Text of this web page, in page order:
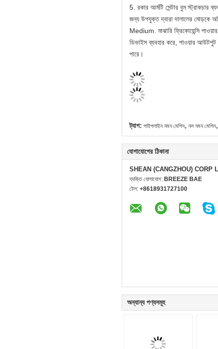
5. রকার আর্মটি সেন্টার বুম স্ট্রাকচার
জন্য উপযুক্ত দ্বারা দালালের মোড়কে
Medium. মাঝারি ফ্রিকোয়েন্সি
ডিভাইস ব্যবহার করে, পাওয়ার আউটপুট
পারে।
ট্যাগ: পাইপলাইন নমন মেশিন, নল নমন মেশিন,
যোগাযোগের ঠিকানা
SHEAN (CANGZHOU) CORP
ব্যক্তি যোগাযোগ: BREEZE BAE
টেল: +8618931727100
অন্যান্য পণ্যসমূহ